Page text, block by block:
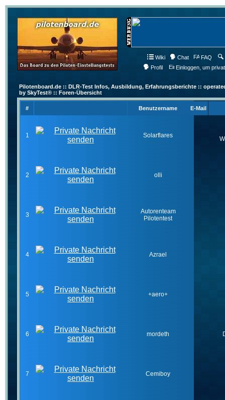
Wiki Chat FAQ
Profil
Einloggen, um
Pilotenboard.de :: DLR-Test Infos, Ausbildung, Erfahrungsberichte ::
by SkyTest® :: Foren-Übersicht
# Benutzername E-Mail
1 Solarflares
2 olli
3
Autorenteam
Pilotentest
4 Azrael
5 +aero+
6 mordeth
7 Cemiboy